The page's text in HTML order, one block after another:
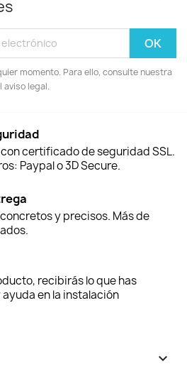
momento. Para ello, consulte nuestra
aviso legal.
certificado de seguridad SSL.
Paypal o 3D Secure.
y precisos. Más de
recibirás lo que has
en la instalación
